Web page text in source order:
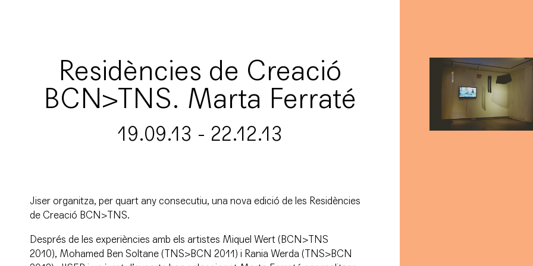
Residències de Creació
BCN>TNS. Marta Ferraté
19.09.13 - 22.12.13
Jiser organitza, per quart any consecutiu, una nova edició de les Residències
de Creació BCN>TNS.
Després de les experiències amb els artistes Miquel Wert(BCN>TNS
2010), Mohamed Ben Soltane(TNS>BCN 2011) i Rania Werda (TNS>BCN